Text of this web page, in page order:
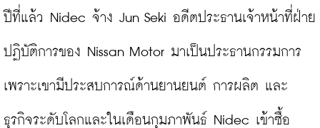
ปีที่แล้ว Nidec จ้าง Jun Seki อดีตประธานเจ้าหน้าที่ฝ่าย
ปฏิบัติการของ Nissan Motor มาเป็นประธานกรรมการ
เพราะเขามีประสบการณ์ด้านยานยนต์ การผลิต และ
ธุรกิจระดับโลกและในเดือนกุมภาพันธ์ Nidec เข้าซื้อ